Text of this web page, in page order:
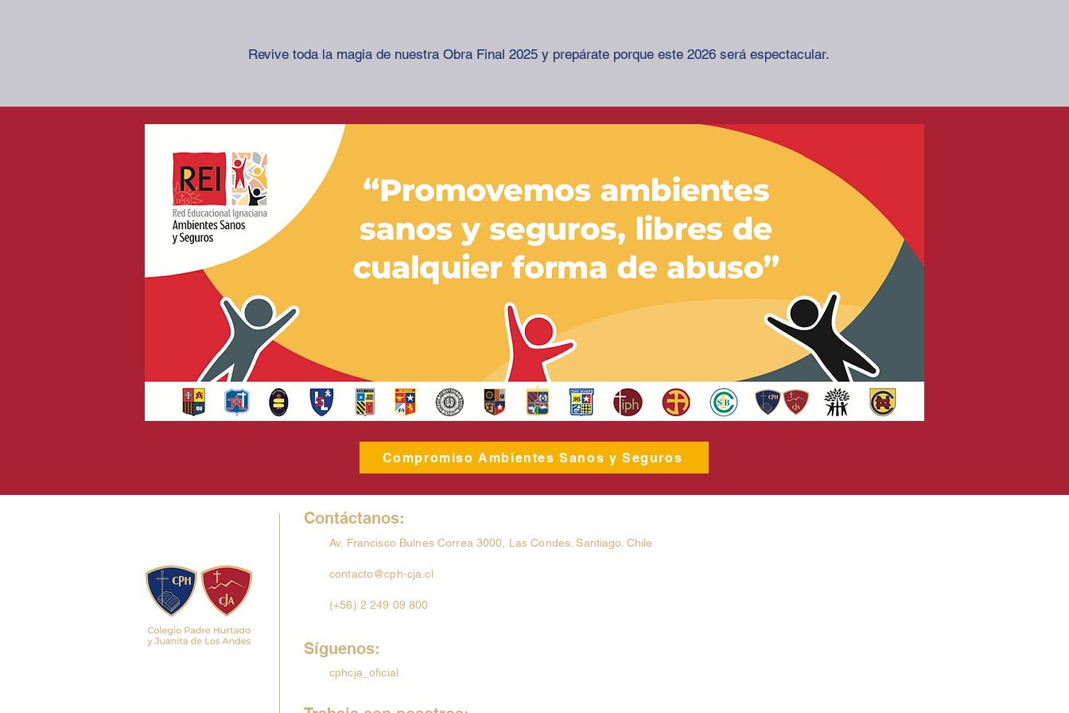
Revive toda la magia de nuestra Obra Final 2025 y prepárate porque este 2026 será espectacular.
Compromiso Ambientes Sanos y Seguros
Contáctanos:
Av. Francisco Bulnes Correa 3000, Las Condes. Santiago. Chile
contacto@cph-cja.cl
(+56) 2 249 09 800
Síguenos:
cphcja_oficial